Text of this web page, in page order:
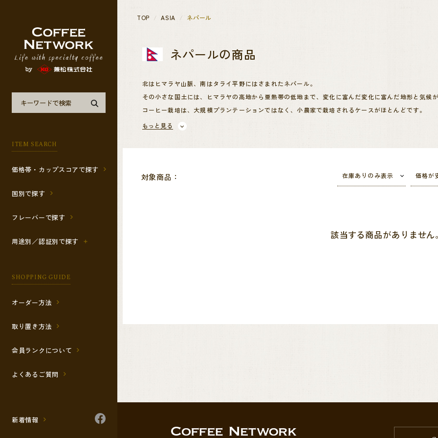
ITEM SEARCH
価格帯・カップスコアで探す
国別で探す
フレーバーで探す
用途別／認証別で探す
SHOPPING GUIDE
オーダー方法
取り置き方法
会員ランクについて
よくあるご質問
新着情報
TOP ASIA ネパール
ネパールの商品
北はヒマラヤ山脈、南はタライ平野にはさまれたネパール。
その小さな国土には、ヒマラヤの高地から亜熱帯の低地まで、変化に富んだ変化に富んだ地形と気候
コーヒー栽培は、大規模プランテーションではなく、小農家で栽培されるケースがほとんどです。
ネパールでは、農業の近代化が遅れたことが幸いし、家畜の糞尿等を肥料として使う、昔ながらの農
もっと見る
対象商品： 在庫ありのみ表示 価格が
該当する商品がありません